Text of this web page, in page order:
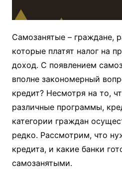
Самозанятые – граждане,
которые платят налог на
доход. С появлением
вполне закономерный
кредит? Несмотря на то,
различные программы,
категории граждан
редко. Рассмотрим, что
кредита, и какие банки
самозанятыми.